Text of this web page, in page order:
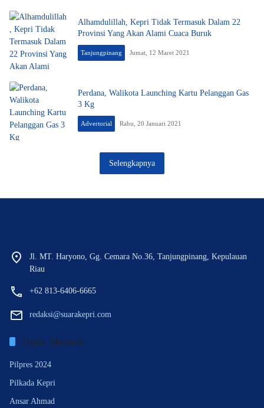
Alhamdulillah, Kepri Tidak Termasuk Dalam 22
Provinsi Yang Akan Alami Cuaca Buruk
Tanjungpinang Jumat, 12 Maret 2021
Perdana, Walikota Launching Kartu Pelanggan Gas
3 Kg
Advertorial Rabu, 20 Januari 2021
Selengkapnya
Jl. MT. Haryono, Gg. Cemara No.36, Tanjungpinang, Kepulauan
Riau
+62 813-6406-6665
redaksi@suarakepri.com
Topik Menarik
Pilpres 2024
Pilkada Kepri
Ansar Ahmad